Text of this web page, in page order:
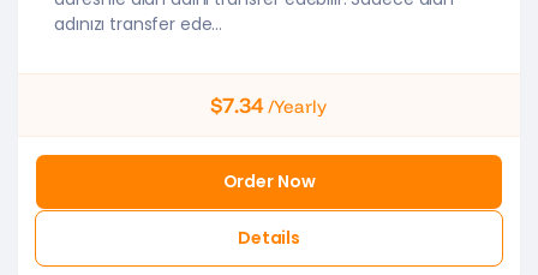
adınızı transfer ede...
$7.34 /Yearly
Order Now
Details